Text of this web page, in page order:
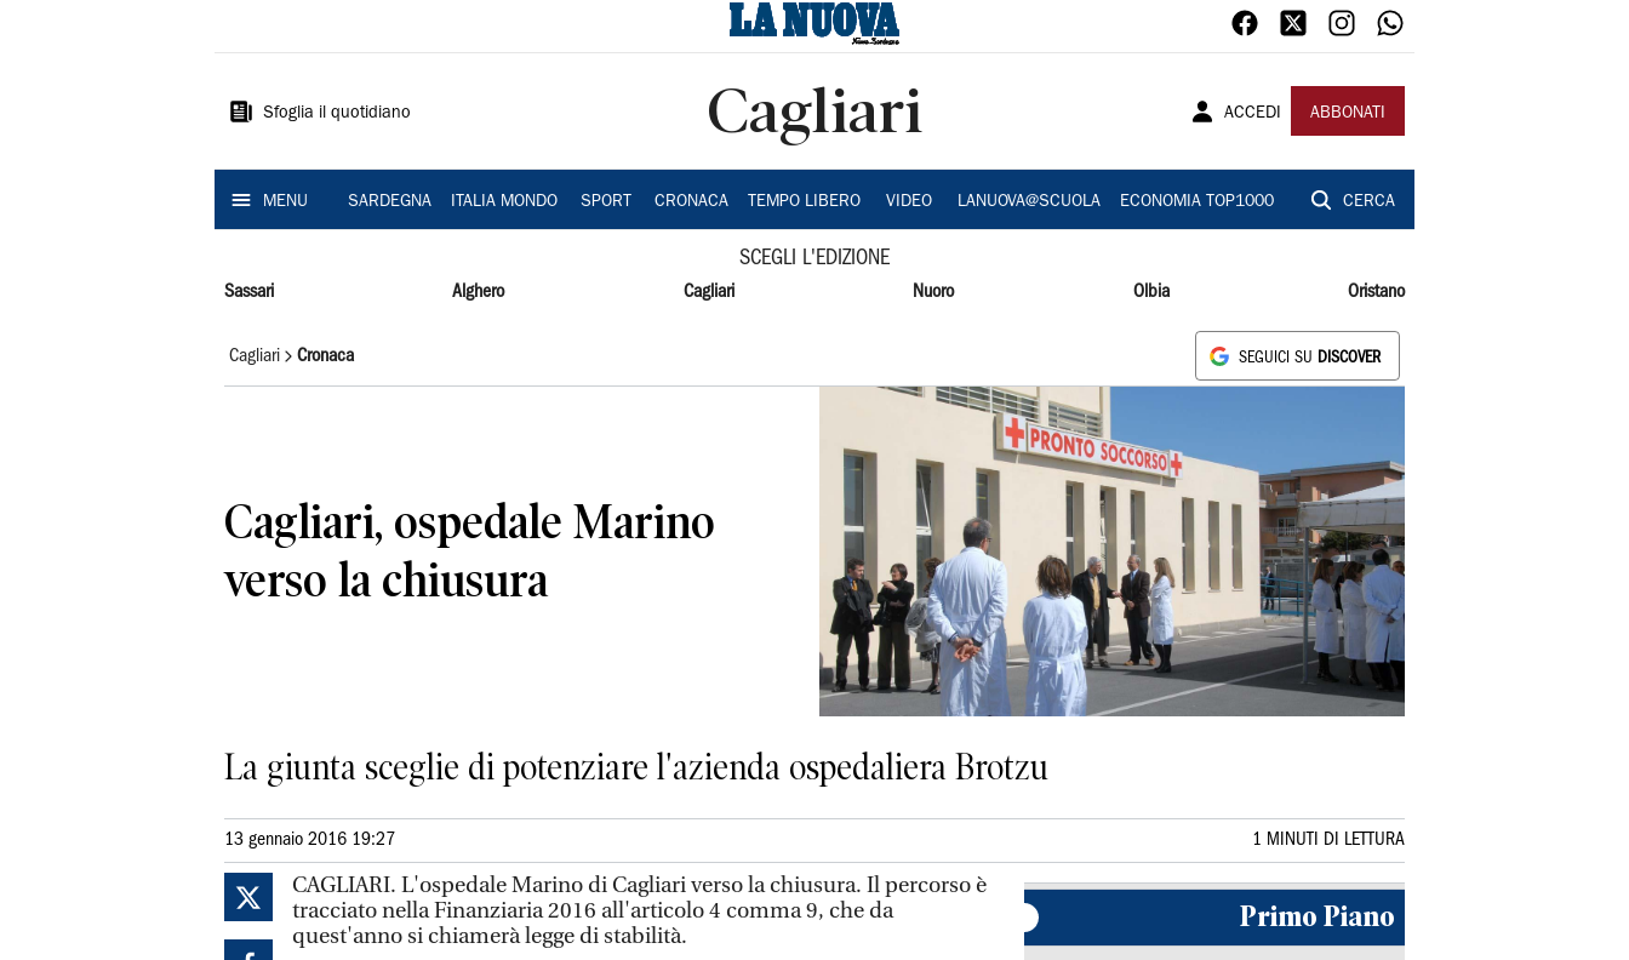
Sardegna
Sfoglia il quotidiano Cagliari ACCEDI ABBONATI
MENU SARDEGNA ITALIA MONDO SPORT CRONACA TEMPO LIBERO VIDEO LANUOVA@SCUOLA ECONOMIA TOP1000 CERCA
SCEGLI L'EDIZIONE
Sassari Alghero Cagliari Nuoro Olbia Oristano
Cagliari Cronaca SEGUICI SU DISCOVER
Cagliari, ospedale Marino
verso la chiusura
La giunta sceglie di potenziare l'azienda ospedaliera Brotzu
13 gennaio 2016 19:27 1 MINUTI DI LETTURA
CAGLIARI. L'ospedale Marino di Cagliari verso la chiusura. Il percorso è
tracciato nella Finanziaria 2016 all'articolo 4 comma 9, che da
quest'anno si chiamerà legge di stabilità.
Primo Piano